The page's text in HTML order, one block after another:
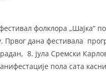
фолклора „Шајка“
дана фестивала
8. јула Сремски
пола сата